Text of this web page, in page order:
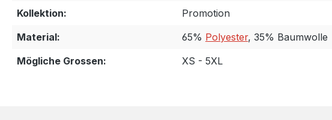
Kollektion:
Promotion
Material:
65% Polyester, 35% Baumwolle
Mögliche Grossen:
XS - 5XL